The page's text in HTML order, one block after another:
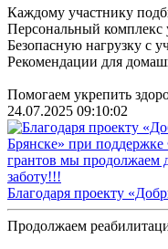
Каждому участнику
Персональный комплекс
Безопасную нагрузку с
Рекомендации для
Помогаем укрепить
24.07.2025 09:10:02
Благодаря проекту
Продолжаем